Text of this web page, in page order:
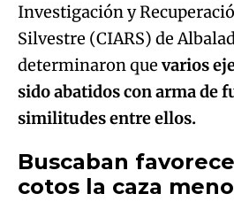
Investigación y
Silvestre (CIARS) de
determinaron quevarios
sido abatidos con arma de
similitudes entre ellos.
Buscaban
cotos la caza